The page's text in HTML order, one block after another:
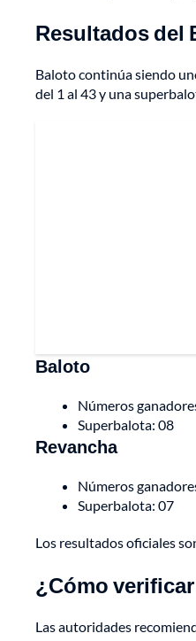
Resultados del
Baloto continúa siendo
del 1 al 43 y una
Baloto
Números
Superbalota: 08
Revancha
Números
Superbalota: 07
Los resultados oficiales
¿Cómo
Las autoridades